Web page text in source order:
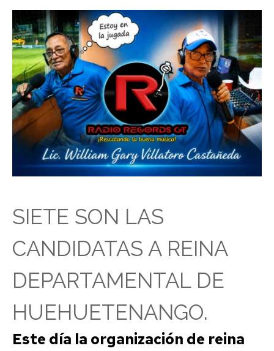
SIETE SON LAS
CANDIDATAS A REINA
DEPARTAMENTAL DE
HUEHUETENANGO.
Este día la organización de reina